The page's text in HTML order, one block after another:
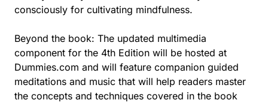
consciously for cultivating mindfulness.
Beyond the book: The updated multimedia
component for the 4th Edition will be hosted at
Dummies.com and will feature companion guided
meditations and music that will help readers master
the concepts and techniques covered in the book